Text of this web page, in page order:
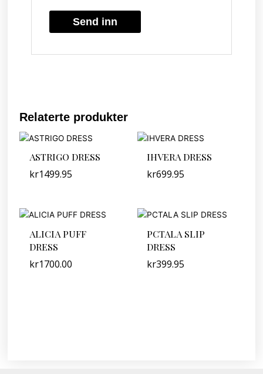
Relaterte produkter
ASTRIGO DRESS
kr1499.95
IHVERA DRESS
kr699.95
ALICIA PUFF
DRESS
kr1700.00
PCTALA SLIP
DRESS
kr399.95